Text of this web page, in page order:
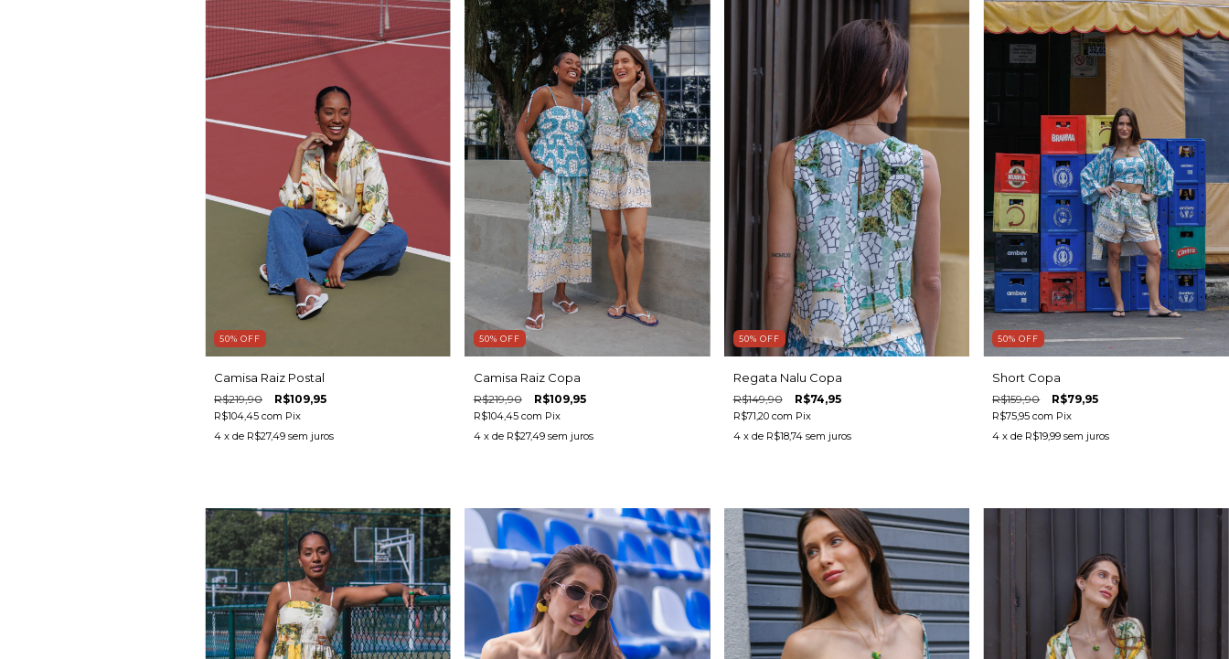
50% OFF
Camisa Raiz Postal
R$219,90 R$109,95
R$104,45 com Pix
4 x de R$27,49 sem juros
50% OFF
Camisa Raiz Copa
R$219,90 R$109,95
R$104,45 com Pix
4 x de R$27,49 sem juros
50% OFF
Regata Nalu Copa
R$149,90 R$74,95
R$71,20 com Pix
4 x de R$18,74 sem juros
50%OFF
Short Copa
R$159,90 R$79,95
R$75,95com Pix
4 x de R$19,99 sem juros